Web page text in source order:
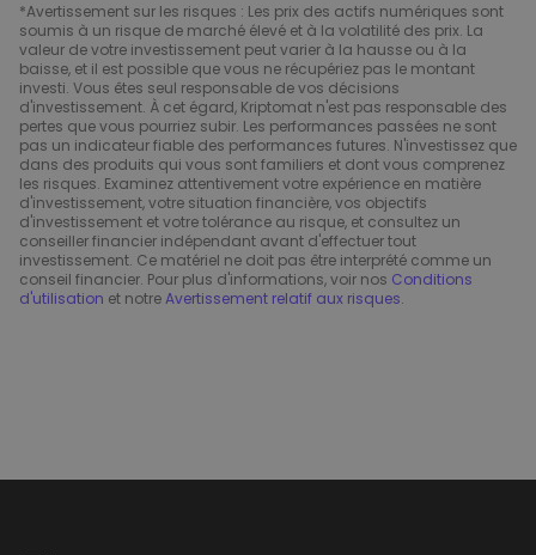
*Avertissement sur les risques : Les prix des actifs numériques sont
soumis à un risque de marché élevé et à la volatilité des prix. La
valeur de votre investissement peut varier à la hausse ou à la
baisse, et il est possible que vous ne récupériez pas le montant
investi. Vous êtes seul responsable de vos décisions
d'investissement. À cet égard, Kriptomat n'est pas responsable des
pertes que vous pourriez subir. Les performances passées ne sont
pas un indicateur fiable des performances futures. N'investissez que
dans des produits qui vous sont familiers et dont vous comprenez
les risques. Examinez attentivement votre expérience en matière
d'investissement, votre situation financière, vos objectifs
d'investissement et votre tolérance au risque, et consultez un
conseiller financier indépendant avant d'effectuer tout
investissement. Ce matériel ne doit pas être interprété comme un
conseil financier. Pour plus d'informations, voir nos Conditions
d'utilisation et notreAvertissement relatif aux risques.